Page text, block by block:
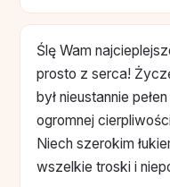
Ślę Wam
prosto z serca!
był nieustannie
ogromnej
Niech szerokim
wszelkie troski i